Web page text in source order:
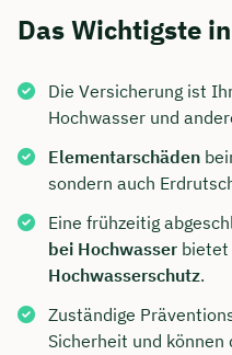
Das Wichtigste
Die Versicherung ist
Hochwasser und
Elementarschäden
sondern auch
Eine frühzeitig
bei Hochwasser bietet
Hochwasserschutz.
Zuständige
Sicherheit und können